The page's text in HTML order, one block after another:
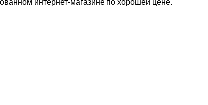
интернет-магазине по хорошей цене.